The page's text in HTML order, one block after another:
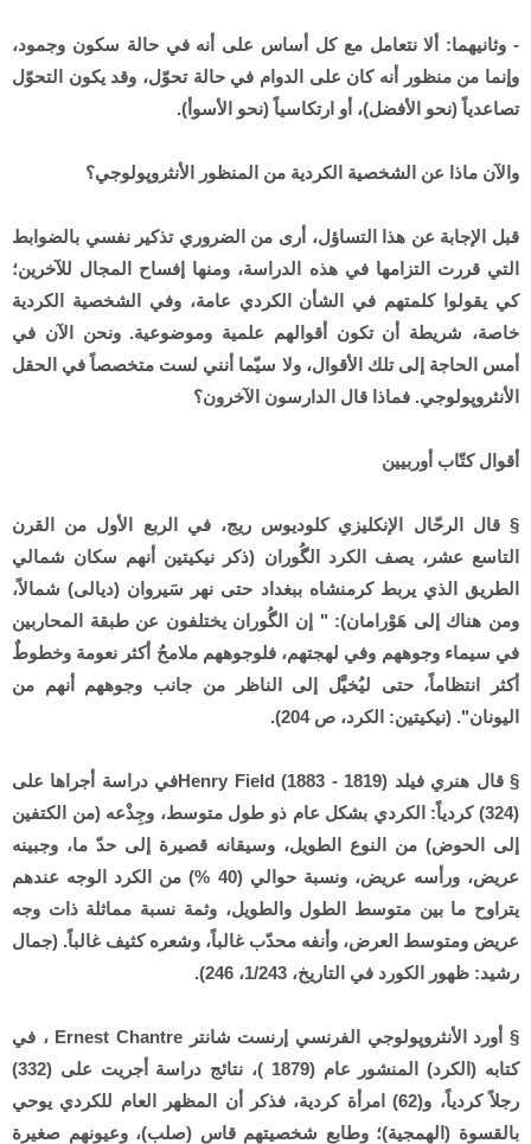
- وثانيهما: ألا نتعامل مع كل أساس على أنه في حالة سكون وجمود،
وإنما من منظور أنه كان على الدوام في حالة تحوّل، وقد يكون التحوّل
تصاعدياً (نحو الأفضل)، أو ارتكاسياً (نحو الأسوأ).
والآن ماذا عن الشخصية الكردية من المنظور الأنثروپولوجي؟
قبل الإجابة عن هذا التساؤل، أرى من الضروري تذكير نفسي بالضوابط
التي قررت التزامها في هذه الدراسة، ومنها إفساح المجال للآخرين؛
كي يقولوا كلمتهم في الشأن الكردي عامة، وفي الشخصية الكردية
خاصة، شريطة أن تكون أقوالهم علمية وموضوعية. ونحن الآن في
أمس الحاجة إلى تلك الأقوال، ولا سيّما أنني لست متخصصاً في الحقل
الأنثروپولوجي. فماذا قال الدارسون الآخرون؟
أقوال كتّاب أوربيين
§ قال الرحّال الإنكليزي كلوديوس ريج، في الربع الأول من القرن
التاسع عشر، يصف الكرد الگُوران (ذكر نيكيتين أنهم سكان شمالي
الطريق الذي يربط كرمنشاه ببغداد حتى نهر سَيروان (ديالى) شمالاً،
ومن هناك إلى هَوْرامان): " إن الگُوران يختلفون عن طبقة المحاربين
في سيماء وجوههم وفي لهجتهم، فلوجوههم ملامحُ أكثر نعومة وخطوطٌ
أكثر انتظاماً، حتى ليُخيَّل إلى الناظر من جانب وجوههم أنهم من
اليونان". (نيكيتين: الكرد، ص 204).
§ قال هنري فيلد Henry Field (1883 - 1819)في دراسة أجراها على
(324) كردياً: الكردي بشكل عام ذو طول متوسط، وجِذْعه (من الكتفين
إلى الحوض) من النوع الطويل، وسيقانه قصيرة إلى حدّ ما، وجبينه
عريض، ورأسه عريض، ونسبة حوالي (40 %) من الكرد الوجه عندهم
يتراوح ما بين متوسط الطول والطويل، وثمة نسبة مماثلة ذات وجه
عريض ومتوسط العرض، وأنفه محدّب غالباً، وشعره كثيف غالباً. (جمال
رشيد: ظهور الكورد في التاريخ، 1/243، 246).
§ أورد الأنثروپولوجي الفرنسي إرنست شانتر Ernest Chantre ، في
كتابه (الكرد) المنشور عام (1879 )، نتائج دراسة أجريت على (332)
رجلاً كردياً، و(62) امرأة كردية، فذكر أن المظهر العام للكردي يوحي
بالقسوة (الهمجية)؛ وطابع شخصيتهم قاس (صلب)، وعيونهم صغيرة